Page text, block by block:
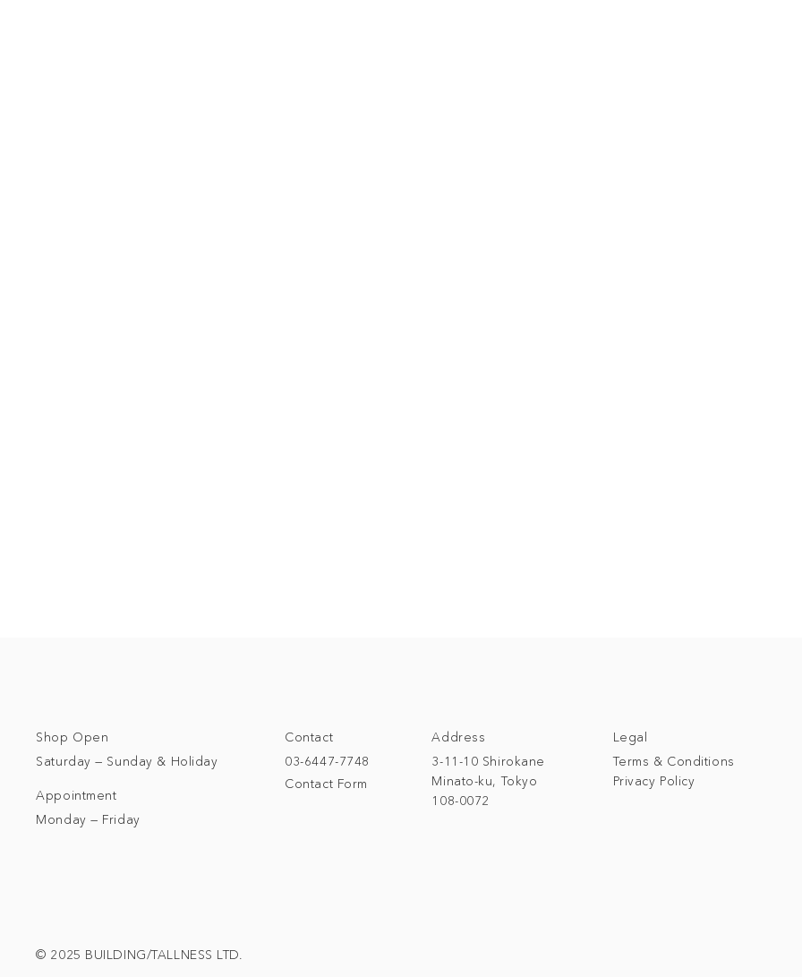
Address
3-11-10 Shirokane
Minato-ku, Tokyo
108-0072
© 2025 BUILDING/TALLNESS LTD.
Contact
03-6447-7748
Contact Form
Shop Open
Saturday — Sunday & Holiday
Appointment
Monday — Friday
Legal
Terms & Conditions
Privacy Policy